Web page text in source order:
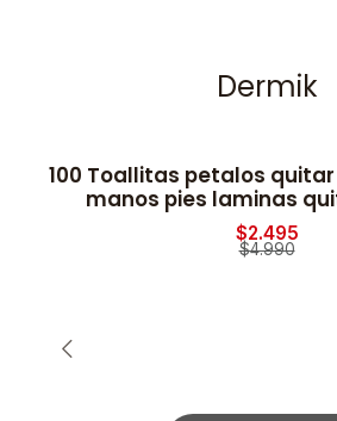
Dermik
-50% OFF
100 Toallitas petalos
manos pies laminas
$2.495
$4.990